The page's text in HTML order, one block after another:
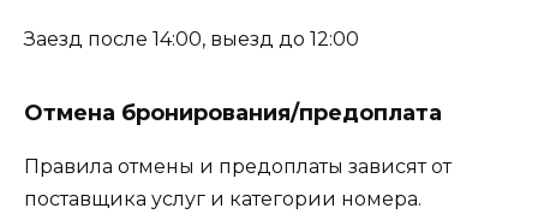
Заезд после 14:00, выезд до 12:00
Отмена бронирования/предоплата
Правила отмены и предоплаты зависят от
поставщика услуг и категории номера.